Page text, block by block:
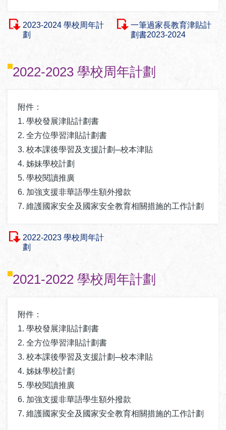
2023-2024 學校周年計
劃
一筆過家長教育津貼計
劃書2023-2024
2022-2023 學校周年計劃
附件：
1. 學校發展津貼計劃書
2. 全方位學習津貼計劃書
3. 校本課後學習及支援計劃─校本津貼
4. 姊妹學校計劃
5. 學校閱讀推廣
6. 加強支援非華語學生額外撥款
7. 維護國家安全及國家安全教育相關措施的工作計劃
2022-2023 學校周年計
劃
2021-2022 學校周年計劃
附件：
1. 學校發展津貼計劃書
2. 全方位學習津貼計劃書
3. 校本課後學習及支援計劃─校本津貼
4. 姊妹學校計劃
5. 學校閱讀推廣
6. 加強支援非華語學生額外撥款
7. 維護國家安全及國家安全教育相關措施的工作計劃